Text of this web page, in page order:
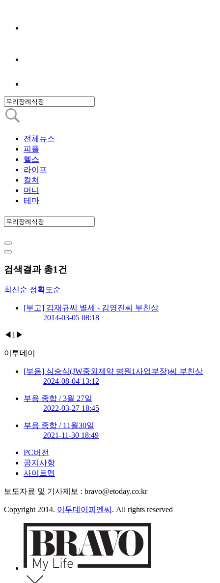
전체뉴스
피플
헬스
라이프
컬처
머니
테마
검색결과 총1건
최신순 정확도순
[부고] 김재규씨 별세 - 김영진씨 부친상
2014-03-05 08:18
◀ 1 ▶
이투데이
[부음] 심승식(JW중외제약 병원1사업부장)씨 부친상
2024-08-04 13:12
부음 종합 / 3월 27일
2022-03-27 18:45
부음 종합 / 11월30일
2021-11-30 18:49
PC버전
공지사항
사이트맵
보도자료 및 기사제보 : bravo@etoday.co.kr
Copyright 2014. 이투데이피엔씨 . All rights reserved